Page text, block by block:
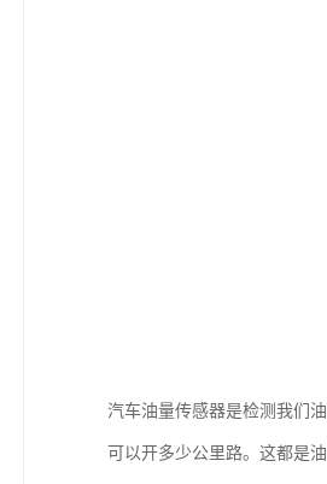
汽车油量传感器是检测我们
可以开多少公里路。这都是